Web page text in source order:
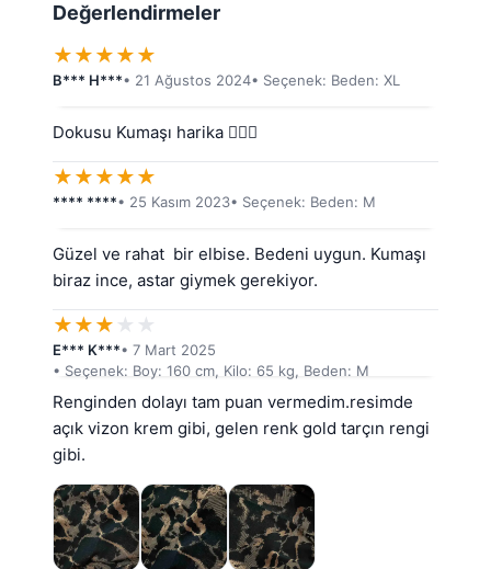
Değerlendirmeler
★★★★★
B*** H***• 21 Ağustos 2024• Seçenek: Beden: XL
Dokusu Kumaşı harika 👍🏻🌺
★★★★★
**** ****• 25 Kasım 2023• Seçenek: Beden: M
Güzel ve rahat  bir elbise. Bedeni uygun. Kumaşı
biraz ince, astar giymek gerekiyor.
★★★ ★ ★
E*** K***• 7 Mart 2025
• Seçenek: Boy: 160 cm, Kilo: 65 kg, Beden: M
Renginden dolayı tam puan vermedim.resimde
açık vizon krem gibi, gelen renk gold tarçın rengi
gibi.